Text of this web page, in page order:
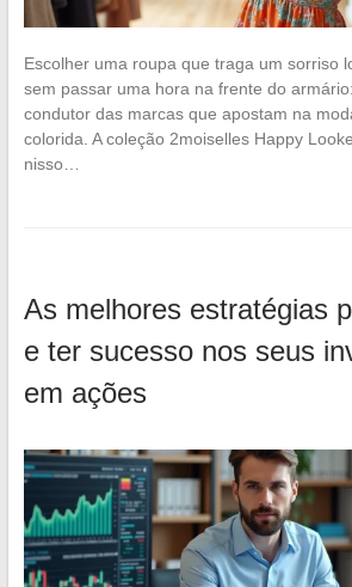
Escolher uma roupa que traga um sorriso
sem passar uma hora na frente do
condutor das marcas que apostam na
colorida. A coleção 2moiselles Happy
nisso…
As melhores estratégias
e ter sucesso nos seus
em ações